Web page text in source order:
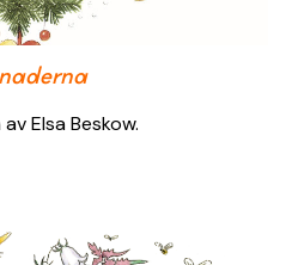
Elsa Beskow.